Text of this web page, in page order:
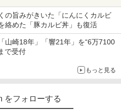
の旨みがきいた「にんにくカルビ
絡めた「豚カルビ丼」も復活
山崎18年」「響21年」を“6万7100
で受付
もっと見る
をフォローする